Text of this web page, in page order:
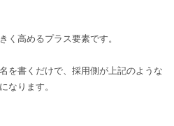
く高めるプラス要素です。
を書くだけで、採用側が上記のような
なります。